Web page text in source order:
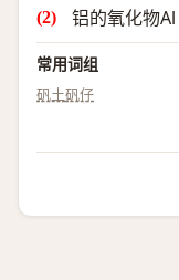
铝的氧化物
常用词组
矾土矾仔